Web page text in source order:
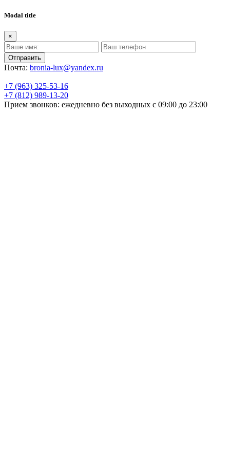
Modal title
×
Почта: bronia-lux@yandex.ru
+7 (963) 325-53-16
+7 (812) 989-13-20
Прием звонков: ежедневно без выходных с 09:00 до 23:00